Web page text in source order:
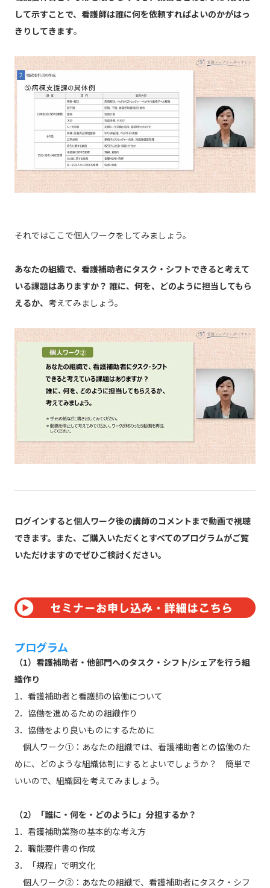
して示すことで、看護師は誰に何を依頼すればよいのかがはっ
きりしてきます。
それではここで個人ワークをしてみましょう。
あなたの組織で、看護補助者にタスク・シフトできると考えて
いる課題はありますか？ 誰に、何を、どのように担当してもら
えるか、 考えてみましょう。
ログインすると個人ワーク後の講師のコメントまで動画で視聴
できます。また、ご購入いただくとすべてのプログラムがご覧
いただけますのでぜひご検討ください。
プログラム
（1）看護補助者・他部門へのタスク・シフト/シェアを行う組
織作り
1．看護補助者と看護師の協働について
2．協働を進めるための組織作り
3．協働をより良いものにするために
個人ワーク①：あなたの組織では、看護補助者との協働のた
めに、どのような組織体制にするとよいでしょうか？ 簡単で
いいので、組織図を考えてみましょう。
（2）「誰に・何を・どのように」分担するか？
1．看護補助業務の基本的な考え方
2．職能要件書の作成
3．「規程」で明文化
個人ワーク②：あなたの組織で、看護補助者にタスク・シフ